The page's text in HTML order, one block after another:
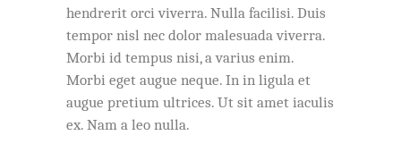
hendrerit orci viverra. Nulla facilisi. Duis
tempor nisl nec dolor malesuada viverra.
Morbi id tempus nisi, a varius enim.
Morbi eget augue neque. In in ligula et
augue pretium ultrices. Ut sit amet iaculis
ex. Nam a leo nulla.